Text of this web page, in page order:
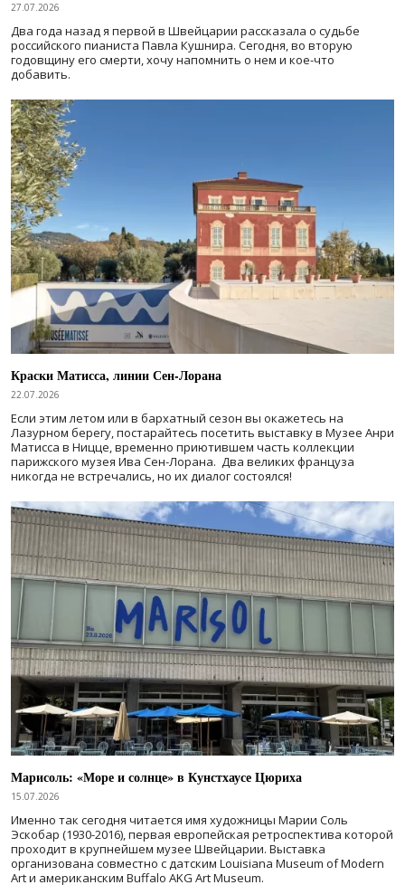
27.07.2026
Два года назад я первой в Швейцарии рассказала о судьбе
российского пианиста Павла Кушнира. Сегодня, во вторую
годовщину его смерти, хочу напомнить о нем и кое-что
добавить.
Краски Матисса, линии Сен-Лорана
22.07.2026
Если этим летом или в бархатный сезон вы окажетесь на
Лазурном берегу, постарайтесь посетить выставку в Музее Анри
Матисса в Ницце, временно приютившем часть коллекции
парижского музея Ива Сен-Лорана. Два великих француза
никогда не встречались, но их диалог состоялся!
Марисоль: «Море и солнце» в Кунстхаусе Цюриха
15.07.2026
Именно так сегодня читается имя художницы Марии Соль
Эскобар (1930-2016), первая европейская ретроспектива которой
проходит в крупнейшем музее Швейцарии. Выставка
организована совместно с датским Louisiana Museum of Modern
Art и американским Buffalo AKG Art Museum.